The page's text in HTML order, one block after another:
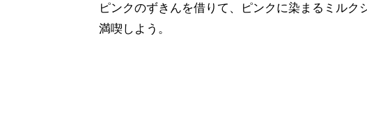
ピンクのずきんを借りて、ピンクに染まるミル
満喫しよう。